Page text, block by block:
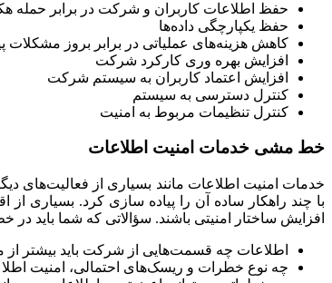
حفظ اطلاعات کاربران و شرکت در برابر حمله
حفظ یکپارچگی داده‌ها
کاهش هزینه‌های عملیاتی در برابر بروز
افزایش بهره وری کارکرد شرکت
افزایش اعتماد کاربران به سیستم شرکت
کنترل دسترسی به سیستم
کنترل تنظیمات مربوط به امنیت
خط مشی خدمات امنیت اطلاعات
خدمات امنیت اطلاعات مانند بسیاری از فعالیت‌های
با چند راهکار ساده آن را پیاده سازی کرد. بسیاری
افزایش ساختار امنیتی باشند. سؤالاتی که شما باید
اطلاعات چه قسمت‌هایی از شرکت باید بیشتر از
چه نوع خطرات و ریسک‌های احتمالی، امنیت